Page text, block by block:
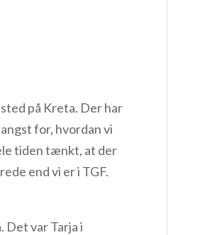
på Kreta. Der har
for, hvordan vi
tiden tænkt, at der
end vi er i TGF.
Det var Tarja i